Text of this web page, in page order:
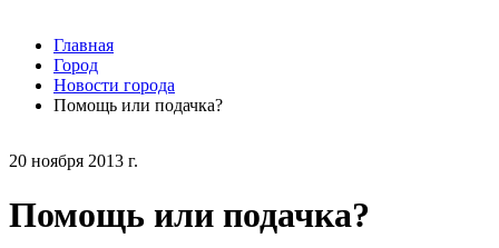
20 ноября 2013 г.
Помощь или подачка?
Главная
Город
Новости города
Помощь или подачка?